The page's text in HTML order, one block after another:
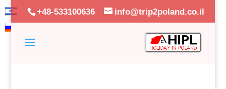
+48-533100636 info@trip2poland.co.il